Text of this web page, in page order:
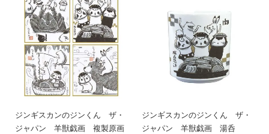
ジンギスカンのジンくん ザ・
ジャパン 羊獣戯画 複製原画
ジンギスカンのジンくん ザ・
ジャパン 羊獣戯画 湯呑